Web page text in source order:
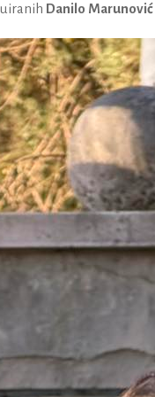
Danilo Marunović